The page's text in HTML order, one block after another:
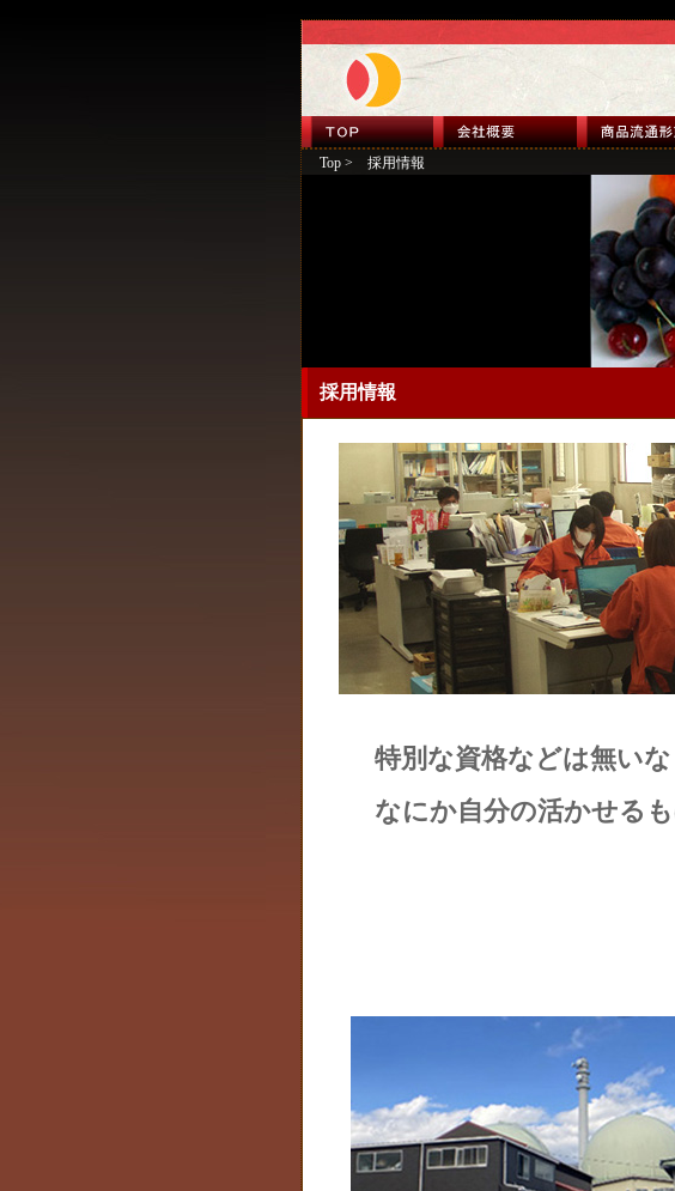
Top > 採用情報
採用情報
特別な資格などは無い
なにか自分の活かせる